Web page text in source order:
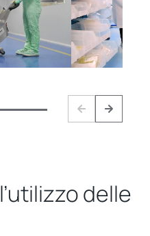
PreviousNext
l’utilizzodelle